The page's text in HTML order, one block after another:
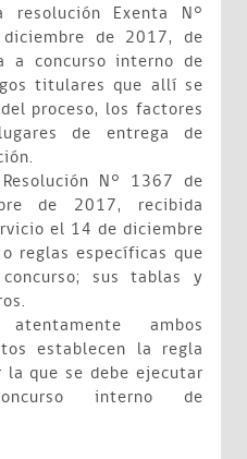
resolución Exenta N°
de 2017, de
a concurso interno de
titulares que allí se
proceso, los factores
de entrega de
N° 1367 de
de 2017, recibida
el 14 de diciembre
reglas específicas que
sus tablas y
atentamente ambos
establecen la regla
que se debe ejecutar
interno de